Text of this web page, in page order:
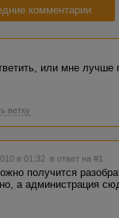
комментарии
или мне лучше
ветку
в 01:32 в ответ на #1
получится
а администрация